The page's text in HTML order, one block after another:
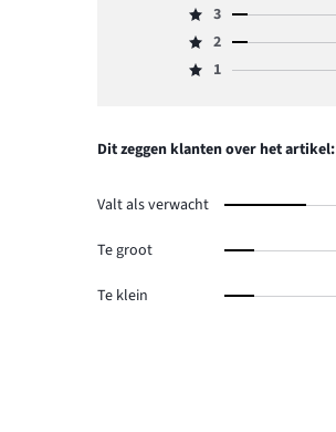
aantal
reviews
4,
aantal
reviews
Beoordeling
3,
aantal
3
Beoordeling
2,
2
Beoordeling
reviews
1
Dit zeggen klanten over het artikel:
Valt als verwacht
Te groot
Te klein